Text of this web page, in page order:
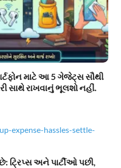
માટે આ 5 ગેજેટ્સ સૌથી
સાથે રાખવાનું ભૂલશો નહીં.
ટ્રિપ્સ અને પાર્ટીઓ પછી,